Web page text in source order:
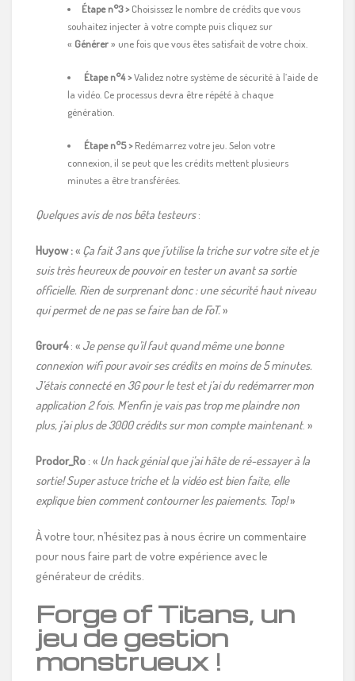
Étape n°3 >Choisissez le nombre de crédits que vous
souhaitez injecter à votre compte puis cliquez sur
« Générer» une fois que vous êtes satisfait de votre choix.
Étape n°4 >Validez notre système de sécurité à l’aide de
la vidéo. Ce processus devra être répété à chaque
génération.
Étape n°5 >Redémarrez votre jeu. Selon votre
connexion, il se peut que les crédits mettent plusieurs
minutes a être transférées.
Quelques avis de nos bêta testeurs:
Huyow :« Ça fait 3 ans que j’utilise la triche sur votre site et je
suis très heureux de pouvoir en tester un avant sa sortie
officielle. Rien de surprenant donc : une sécurité haut niveau
qui permet de ne pas se faire ban de FoT.»
Grour4: « Je pense qu’il faut quand même une bonne
connexion wifi pour avoir ses crédits en moins de 5 minutes.
J’étais connecté en 3G pour le test et j’ai du redémarrer mon
application 2 fois. M’enfin je vais pas trop me plaindre non
plus, j’ai plus de 3000 crédits sur mon compte maintenant. »
Prodor_Ro : « Un hack génial que j’ai hâte de ré-essayer à la
sortie! Super astuce triche et la vidéo est bien faite, elle
explique bien comment contourner les paiements. Top!»
À votre tour, n’hésitez pas à nous écrire un commentaire
pour nous faire part de votre expérience avec le
générateur de crédits.
Forge of Titans, un
jeu de gestion
monstrueux !